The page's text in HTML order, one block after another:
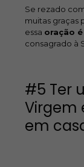
Se rezado
muitas graças
essa oração
consagrado à
#5 Ter
Virgem
em